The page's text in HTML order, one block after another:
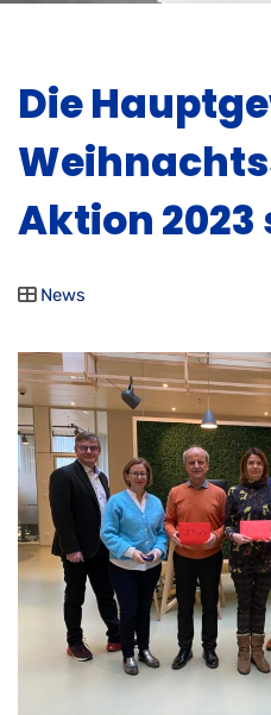
Die
Aktion
News